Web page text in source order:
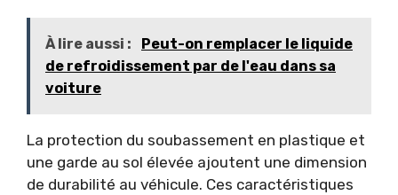
À lire aussi :
Peut-on remplacer le liquide
de refroidissement par de l'eau dans sa
voiture
La protection du soubassement en plastique et
une garde au sol élevée ajoutent une dimension
de durabilité au véhicule. Ces caractéristiques